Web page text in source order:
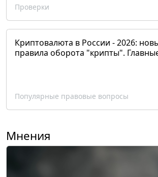
Проверки
Криптовалюта в России - 2026:
правила оборота "крипты".
Популярные правовые вопросы
Мнения